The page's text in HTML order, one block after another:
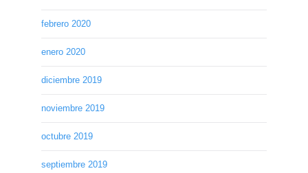
febrero 2020
enero 2020
diciembre 2019
noviembre 2019
octubre 2019
septiembre 2019